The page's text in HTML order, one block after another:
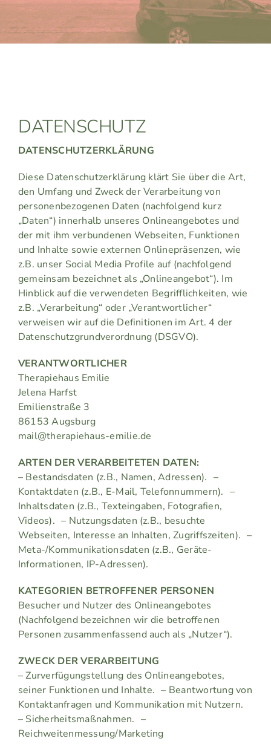
DATENSCHUTZ
DATENSCHUTZERKLÄRUNG
Diese Datenschutzerklärung klärt Sie über die Art,
den Umfang und Zweck der Verarbeitung von
personenbezogenen Daten (nachfolgend kurz
„Daten“) innerhalb unseres Onlineangebotes und
der mit ihm verbundenen Webseiten, Funktionen
und Inhalte sowie externen Onlinepräsenzen, wie
z.B. unser Social Media Profile auf (nachfolgend
gemeinsam bezeichnet als „Onlineangebot“). Im
Hinblick auf die verwendeten Begrifflichkeiten, wie
z.B. „Verarbeitung“ oder „Verantwortlicher“
verweisen wir auf die Definitionen im Art. 4 der
Datenschutzgrundverordnung (DSGVO).
VERANTWORTLICHER
Therapiehaus Emilie
Jelena Harfst
Emilienstraße 3
86153 Augsburg
mail@therapiehaus-emilie.de
ARTEN DER VERARBEITETEN DATEN:
– Bestandsdaten (z.B., Namen, Adressen). –
Kontaktdaten (z.B., E-Mail, Telefonnummern). –
Inhaltsdaten (z.B., Texteingaben, Fotografien,
Videos). – Nutzungsdaten (z.B., besuchte
Webseiten, Interesse an Inhalten, Zugriffszeiten). –
Meta-/Kommunikationsdaten (z.B., Geräte-
Informationen, IP-Adressen).
KATEGORIEN BETROFFENER PERSONEN
Besucher und Nutzer des Onlineangebotes
(Nachfolgend bezeichnen wir die betroffenen
Personen zusammenfassend auch als „Nutzer“).
ZWECK DER VERARBEITUNG
– Zurverfügungstellung des Onlineangebotes,
seiner Funktionen und Inhalte. – Beantwortung von
Kontaktanfragen und Kommunikation mit Nutzern.
– Sicherheitsmaßnahmen. –
Reichweitenmessung/Marketing